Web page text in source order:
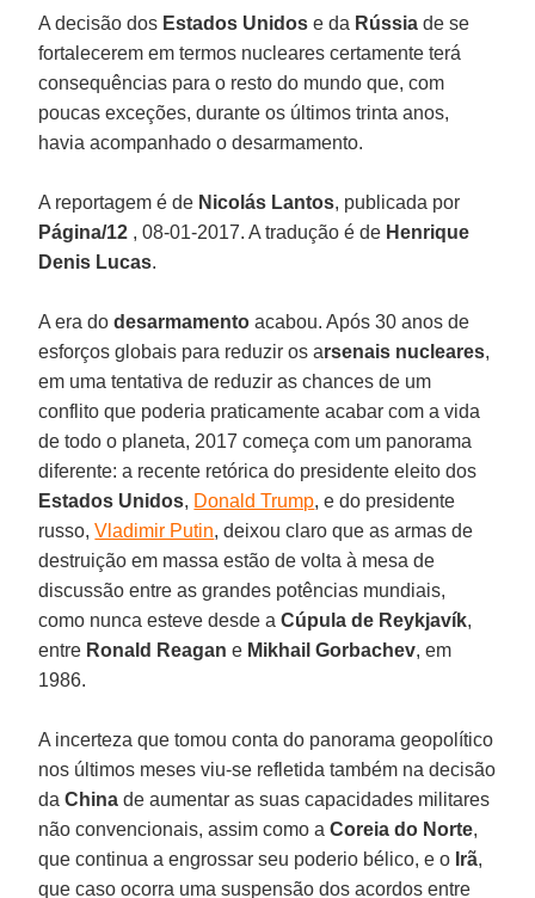
A decisão dos Estados Unidos e da Rússia de se
fortalecerem em termos nucleares certamente terá
consequências para o resto do mundo que, com
poucas exceções, durante os últimos trinta anos,
havia acompanhado o desarmamento.
A reportagem é de Nicolás Lantos, publicada por
Página/12 , 08-01-2017. A tradução é de Henrique
Denis Lucas.
A era dodesarmamento acabou. Após 30 anos de
esforços globais para reduzir os arsenais nucleares,
em uma tentativa de reduzir as chances de um
conflito que poderia praticamente acabar com a vida
de todo o planeta, 2017 começa com um panorama
diferente: a recente retórica do presidente eleito dos
Estados Unidos, Donald Trump, e do presidente
russo,Vladimir Putin, deixou claro que as armas de
destruição em massa estão de volta à mesa de
discussão entre as grandes potências mundiais,
como nunca esteve desde aCúpula de Reykjavík,
entre Ronald Reagan e Mikhail Gorbachev, em
1986.
A incerteza que tomou conta do panorama geopolítico
nos últimos meses viu-se refletida também na decisão
daChina de aumentar as suas capacidades militares
não convencionais, assim como aCoreia do Norte,
que continua a engrossar seu poderio bélico, e o Irã,
que caso ocorra uma suspensão dos acordos entre